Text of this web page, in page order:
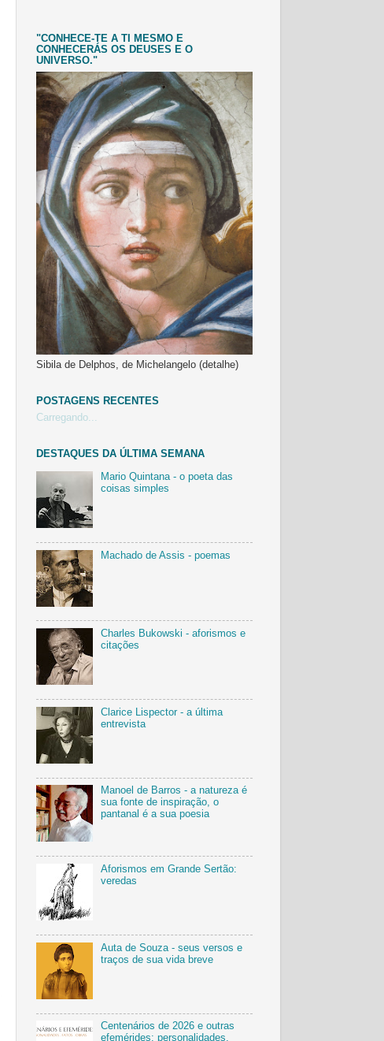
"CONHECE-TE A TI MESMO E
CONHECERÁS OS DEUSES E O
UNIVERSO."
Sibila de Delphos, de Michelangelo (detalhe)
POSTAGENS RECENTES
Carregando...
DESTAQUES DA ÚLTIMA SEMANA
Mario Quintana - o poeta das
coisas simples
Machado de Assis - poemas
Charles Bukowski - aforismos e
citações
Clarice Lispector - a última
entrevista
Manoel de Barros - a natureza é
sua fonte de inspiração, o
pantanal é a sua poesia
Aforismos em Grande Sertão:
veredas
Auta de Souza - seus versos e
traços de sua vida breve
Centenários de 2026 e outras
efemérides: personalidades,